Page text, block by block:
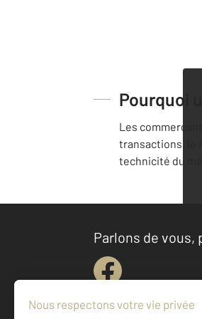
Pourquoi
Les
transactions, le
technicité du
Parlons de vous,